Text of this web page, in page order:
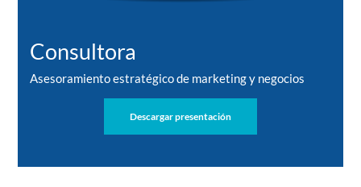
Consultora
Asesoramiento estratégico de marketing y negocios
Descargar presentación